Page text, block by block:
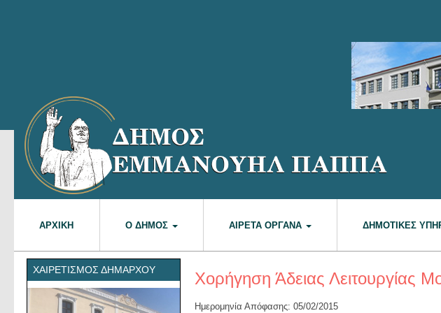
ΑΡΧΙΚΉ Ο ΔΉΜΟΣ ΑΙΡΕΤΆ ΌΡΓΑΝΑ ΔΗΜΟΤΙΚΈΣ
ΧΑΙΡΕΤΙΣΜΌΣ ΔΗΜΆΡΧΟΥ Χορήγηση Άδειας Λειτουργίας
Ημερομηνία Απόφασης: 05/02/2015